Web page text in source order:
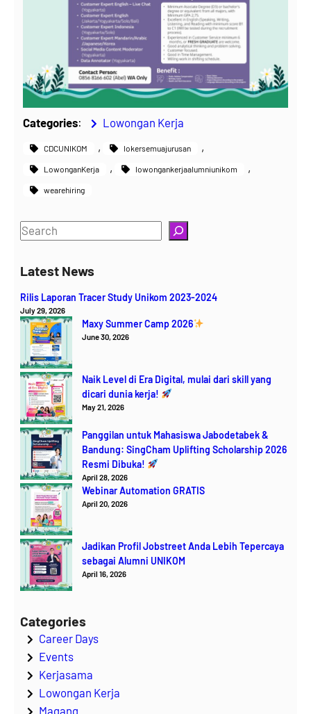
Categories: Lowongan Kerja
CDCUNIKOM , lokersemuajurusan ,
LowonganKerja , lowongankerjaalumniunikom ,
wearehiring
S
a
c
h
Latest News
Rilis Laporan Tracer Study Unikom 2023-2024
July 29, 2026
Maxy Summer Camp 2026
June 30, 2026
Naik Level di Era Digital, mulai dari skill yang
dicari dunia kerja!
May 21, 2026
Panggilan untuk Mahasiswa Jabodetabek &
Bandung: SingCham Uplifting Scholarship 2026
Resmi Dibuka!
April 28, 2026
Webinar Automation GRATIS
April 20, 2026
Jadikan Profil Jobstreet Anda Lebih Tepercaya
sebagai Alumni UNIKOM
April 16, 2026
Categories
Career Days
Events
Kerjasama
Lowongan Kerja
Magang